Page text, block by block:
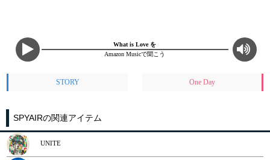
What is Love を
Amazon Musicで聞こう
STORY One Day
SPYAIRの関連アイテム
UNITE